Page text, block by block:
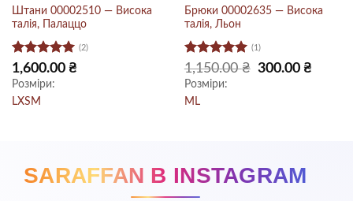
Штани 00002510 — Висока
талія, Палаццо
Оцінено в
5з 5
(2)
1,600.00 ₴
Розміри:
LXS M
Брюки 00002635 — Висока
талія, Льон
Оцінено в
5з 5
(1)
1,150.00₴
Оригінальна
ціна:
300.00₴
Розміри:
M L
SARAFFAN В INSTAGRAM